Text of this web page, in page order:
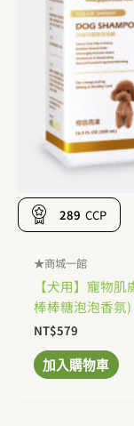
289 CCP
★商城一館
【犬用】寵物
棒棒糖泡泡香氛)
NT$579
加入購物車